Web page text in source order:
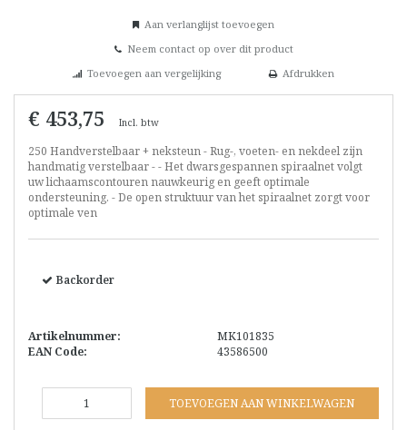
Aan verlanglijst toevoegen
Neem contact op over dit product
Toevoegen aan vergelijking
Afdrukken
€ 453,75 Incl. btw
250 Handverstelbaar + neksteun - Rug-, voeten- en nekdeel zijn
handmatig verstelbaar - - Het dwarsgespannen spiraalnet volgt
uw lichaamscontouren nauwkeurig en geeft optimale
ondersteuning. - De open struktuur van het spiraalnet zorgt voor
optimale ven
Backorder
Artikelnummer:
MK101835
EAN Code:
43586500
TOEVOEGEN AAN WINKELWAGEN